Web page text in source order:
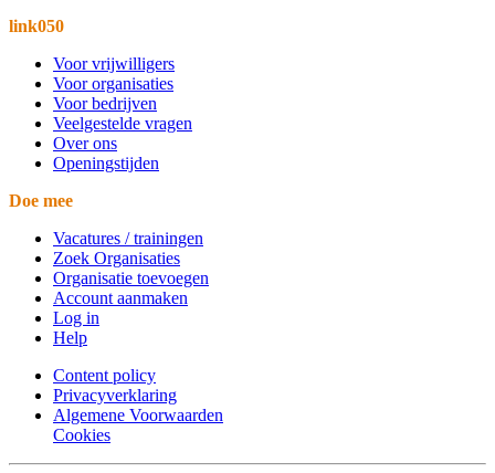
link050
Voor vrijwilligers
Voor organisaties
Voor bedrijven
Veelgestelde vragen
Over ons
Openingstijden
Doe mee
Vacatures / trainingen
Zoek Organisaties
Organisatie toevoegen
Account aanmaken
Log in
Help
Content policy
Privacyverklaring
Algemene Voorwaarden
Cookies